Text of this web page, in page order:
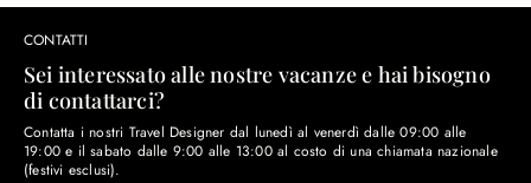
CONTATTI
Sei interessato alle nostre vacanze e hai bisogno
di contattarci?
Contatta i nostri Travel Designer dal lunedì al venerdì dalle 09:00 alle
19:00 e il sabato dalle 9:00 alle 13:00 al costo di una chiamata nazionale
(festivi esclusi).